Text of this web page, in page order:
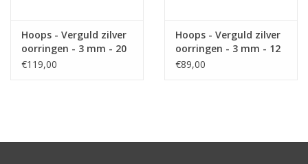
Hoops - Verguld zilver
oorringen - 3 mm - 20
mm
€119,00
Hoops - Verguld zilver
oorringen - 3 mm - 12
mm
€89,00